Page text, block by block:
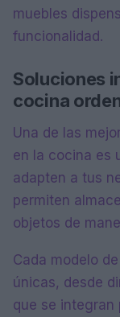
muebles
funcionalidad.
Soluciones
cocina
Una de las
en la cocina es
adapten a tus
permiten
objetos de
Cada modelo
únicas, desde
que se